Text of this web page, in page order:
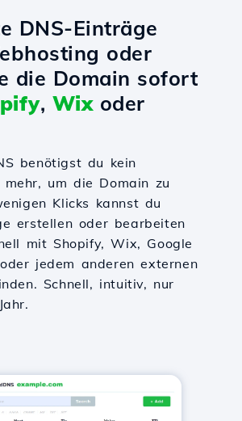
DNS-Einträge
oder
die Domain sofort
, Wixoder
benötigst du kein
mehr, um die Domain zu
Klicks kannst du
erstellen oder bearbeiten
mit Shopify, Wix, Google
jedem anderen externen
Schnell, intuitiv, nur